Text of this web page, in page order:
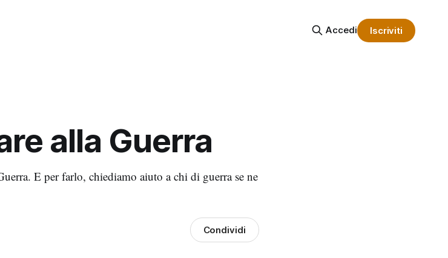
Accedi Iscriviti
alla Guerra
E per farlo, chiediamo aiuto a chi di guerra se ne
Condividi